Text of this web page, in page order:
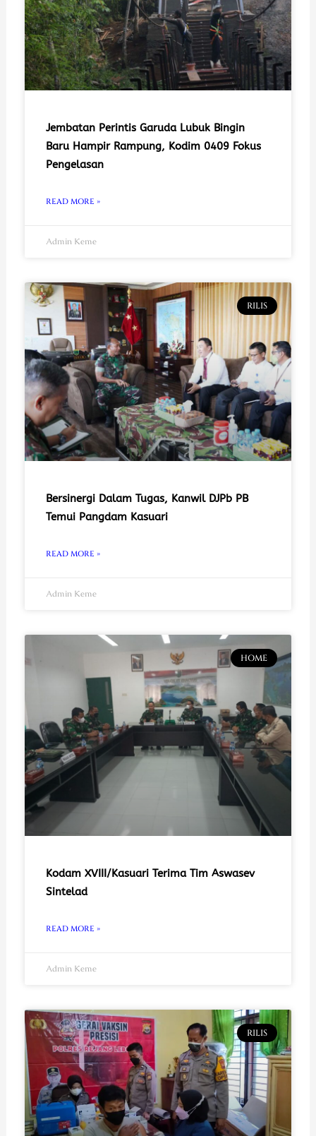
Jembatan Perintis Garuda Lubuk Bingin
Baru Hampir Rampung, Kodim 0409 Fokus
Pengelasan
READ MORE »
Admin Keme
RILIS
Bersinergi Dalam Tugas, Kanwil DJPb PB
Temui Pangdam Kasuari
READ MORE »
Admin Keme
HOME
Kodam XVIII/Kasuari Terima Tim Aswasev
Sintelad
READ MORE »
Admin Keme
RILIS